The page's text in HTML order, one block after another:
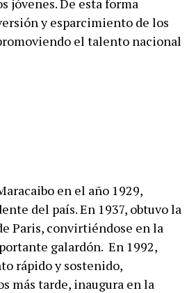
jóvenes. De esta forma
y esparcimiento de los
el talento nacional
en el año 1929,
del país. En 1937, obtuvo la
Paris, convirtiéndose en la
galardón. En 1992,
rápido y sostenido,
más tarde, inaugura en la